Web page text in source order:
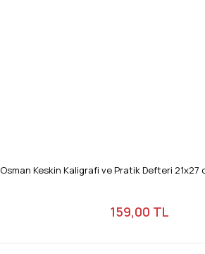
Osman Keskin Kaligrafi ve Pratik Defteri 21x27
159,00 TL